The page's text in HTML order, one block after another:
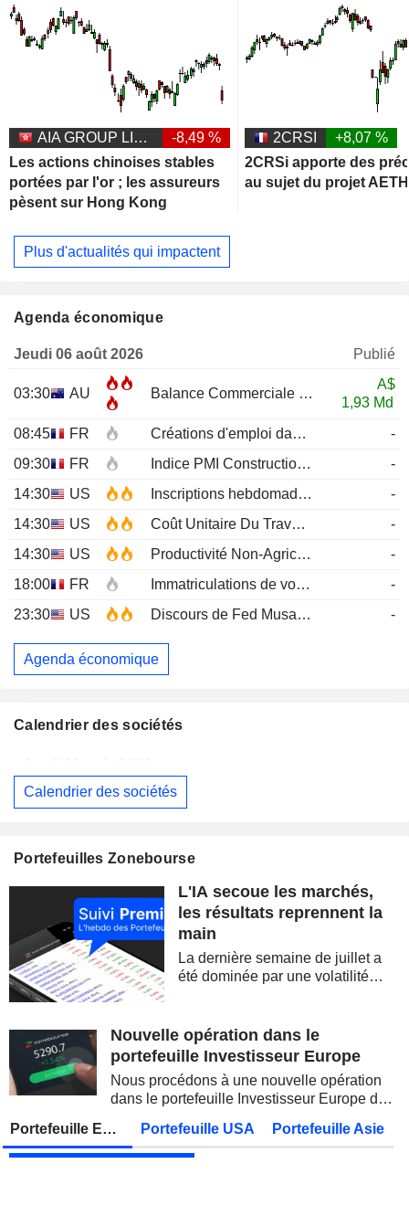
AIA GROUP LIMITED
-8,49 %
Les actions chinoises stables
portées par l'or ; les assureurs
pèsent sur Hong Kong
2CRSI
+8,07 %
2CRSi apporte des
au sujet du projet
Plus d'actualités qui impactent
Agenda économique
Jeudi 06 août 2026 Publié
03:30 AU Balance CommercialeJUN
A$
1,93 Md
08:45
FR Créations d'emploi dans le secteur privé non agricole (Trimestriel)
-
09:30
FR Indice PMI Construction
-
14:30
US Inscriptions hebdomadaires au chômage
-
14:30
US Coût Unitaire Du Travail (Trimestriel)Prél
-
14:30
US Productivité Non-Agricole (Trimestriel) Prél
-
18:00
FR Immatriculations de voitures neuves (annuelles)
-
23:30
US Discours de Fed Musalem -
Agenda économique
Calendrier des sociétés
MAUREL
SIEMENS AG
SOFTBANK GROUP CORP. Publication des résultats - Q1 2027 08:30
DBS GROUP HOLDINGS LTD
DEUTSCHE TELEKOM AG Publication des résultats - Q2 2026 07:00
CONOCOPHILLIPS
PARKER-HANNIFIN CORPORATION Publication des résultats - Q4 2026
13:00
PETROBRAS Publication des résultats - Q2 2026
Calendrier des sociétés
Portefeuilles Zonebourse
L'IA secoue les marchés,
les résultats reprennent la
main
La dernière semaine de juillet a
été dominée par une volatilité
semi-conducteurs. Les
inquiétudes sur la soutenabilité
Nouvelle opération dans le
portefeuille Investisseur Europe
Nous procédons à une nouvelle opération
dans le portefeuille Investisseur Europe de
Portefeuille Europe Portefeuille USA Portefeuille Asie